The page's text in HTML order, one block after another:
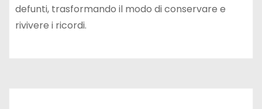
defunti, trasformando il modo di conservare e
rivivere i ricordi.